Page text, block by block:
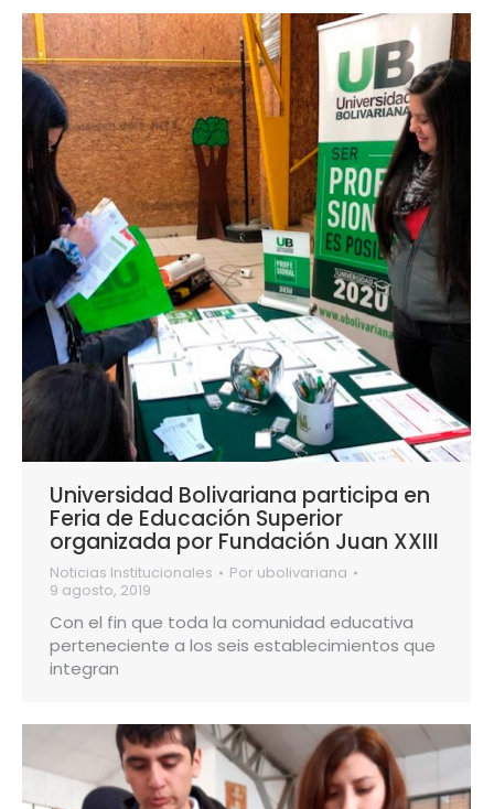
Universidad Bolivariana participa en
Feria de Educación Superior
organizada por Fundación Juan XXIII
Noticias Institucionales Por ubolivariana
9 agosto, 2019
Con el fin que toda la comunidad educativa
perteneciente a los seis establecimientos que
integran